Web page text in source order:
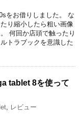
をお借りしました。 な
り縮小したら粗い画像
何回か店頭で触ったり
トラブックを意識した
tablet 8を使って
, レビュー